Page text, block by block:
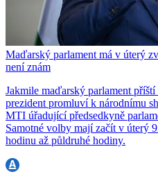
Maďarský parlament má v úterý
není znám
Jakmile maďarský parlament
prezident promluví k národnímu
MTI úřadující předsedkyně
Samotné volby mají začít v úterý
hodinu až půldruhé hodiny.